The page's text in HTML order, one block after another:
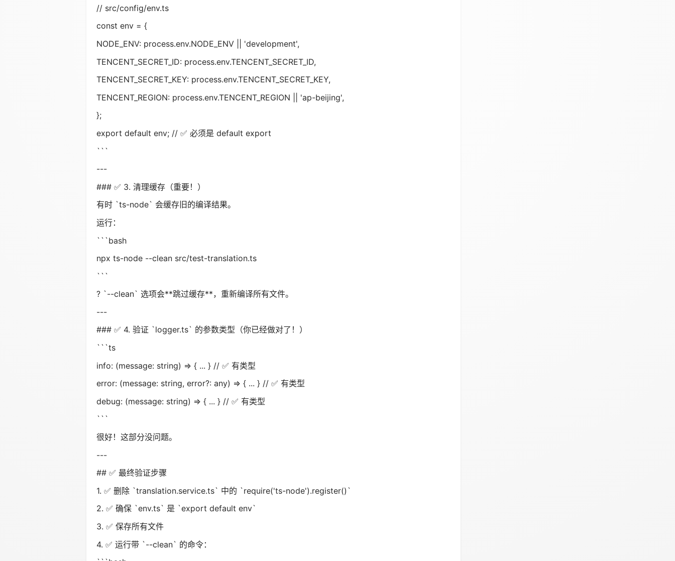
// src/config/env.ts
const env = {
NODE_ENV: process.env.NODE_ENV || 'development',
TENCENT_SECRET_ID: process.env.TENCENT_SECRET_ID,
TENCENT_SECRET_KEY: process.env.TENCENT_SECRET_KEY,
TENCENT_REGION: process.env.TENCENT_REGION || 'ap-beijing',
};
export default env; // ✅ 必须是 default export
```
---
### ✅ 3. 清理缓存（重要！）
有时 `ts-node` 会缓存旧的编译结果。
运行：
```bash
npx ts-node --clean src/test-translation.ts
```
? `--clean` 选项会**跳过缓存**，重新编译所有文件。
---
### ✅ 4. 验证 `logger.ts` 的参数类型（你已经做对了！）
```ts
info: (message: string) => { ... } // ✅ 有类型
error: (message: string, error?: any) => { ... } // ✅ 有类型
debug: (message: string) => { ... } // ✅ 有类型
```
很好！这部分没问题。
---
## ✅ 最终验证步骤
1. ✅ 删除 `translation.service.ts` 中的 `require('ts-node').register()`
2. ✅ 确保 `env.ts` 是 `export default env`
3. ✅ 保存所有文件
4. ✅ 运行带 `--clean` 的命令：